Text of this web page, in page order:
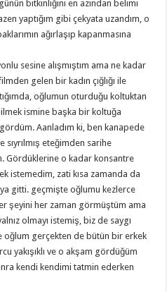
bitkinliğini en azından belimi
yaptığım gibi çekyata uzandım, o
ağırlaşıp kapanmasına
sesine alışmıştım ama ne kadar
gelen bir kadın çığlığı ile
oğlumun oturduğu koltuktan
ismine başka bir koltuğa
Aanladım ki, ben kanapede
eteğimden sarihe
Gördüklerine o kadar konsantre
istemedim, zati kısa zamanda da
gitti. geçmişte oğlumu kezlerce
şeyini her zaman görmüştüm ama
olmayı istemiş, biz de saygı
oğlum gerçekten de bütün bir erkek
yakışıklı ve o akşam gördüğüm
kendi kendimi tatmin ederken